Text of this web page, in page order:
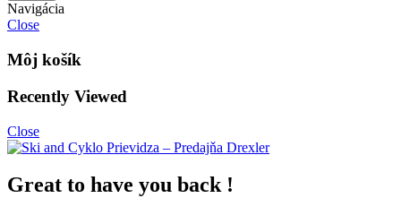
Navigácia
Close
Môj košík
Recently Viewed
Close
Great to have you back !